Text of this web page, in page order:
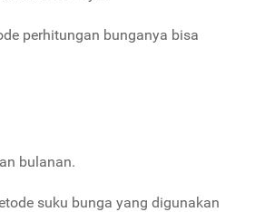
perhitungan bunganya bisa
bulanan.
suku bunga yang digunakan